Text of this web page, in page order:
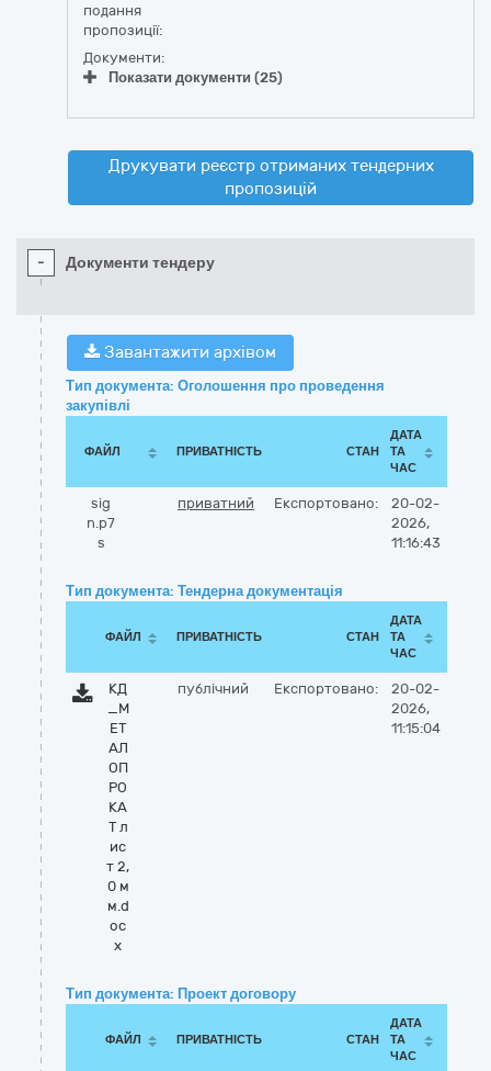
подання
пропозиції:
Документи:
Показати документи (25)
Друкувати реєстр отриманих тендерних
пропозицій
- Документи тендеру
Завантажити архівом
Тип документа: Оголошення про проведення
закупівлі
ФАЙЛ ПРИВАТНІСТЬ СТАН
ДАТА
ТА
ЧАС
sig
n.p7
s
приватний Експортовано:
20-02-
2026,
11:16:43
Тип документа: Тендерна документація
ФАЙЛ ПРИВАТНІСТЬ СТАН
ДАТА
ТА
ЧАС
КД
_М
ЕТ
АЛ
ОП
РО
КА
Т л
ис
т 2,
0 м
м.d
oc
x
публічний Експортовано:
20-02-
2026,
11:15:04
Тип документа: Проект договору
ФАЙЛ ПРИВАТНІСТЬ СТАН
ДАТА
ТА
ЧАС